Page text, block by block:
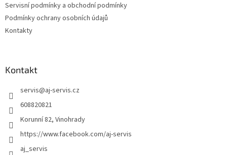
Servisní podmínky a obchodní podmínky
Podmínky ochrany osobních údajů
Kontakty
Kontakt
servis@aj-servis.cz
608820821
Korunní 82, Vinohrady
https://www.facebook.com/aj-servis
aj_servis